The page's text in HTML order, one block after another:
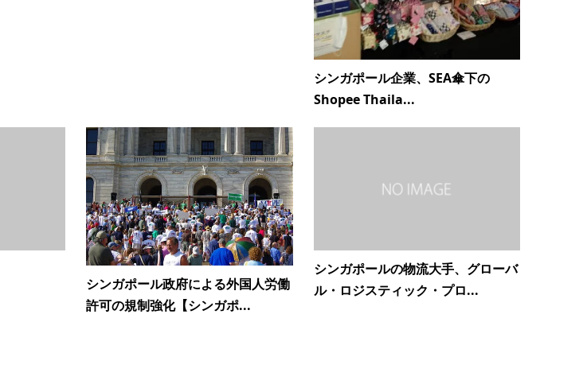
シンガポール企業、SEA傘下の
Shopee Thaila...
シンガポール政府による外国人労働
許可の規制強化【シンガポ...
シンガポールの物流大手、グローバ
ル・ロジスティック・プロ...